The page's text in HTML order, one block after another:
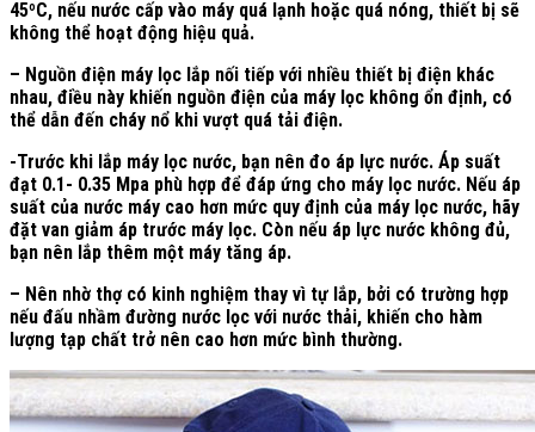
45ºC, nếu nước cấp vào máy quá lạnh hoặc quá nóng, thiết bị sẽ
không thể hoạt động hiệu quả.
– Nguồn điện máy lọc lắp nối tiếp với nhiều thiết bị điện khác
nhau, điều này khiến nguồn điện của máy lọc không ổn định, có
thể dẫn đến cháy nổ khi vượt quá tải điện.
-Trước khi lắp máy lọc nước, bạn nên đo áp lực nước. Áp suất
đạt 0.1- 0.35 Mpa phù hợp để đáp ứng cho máy lọc nước. Nếu áp
suất của nước máy cao hơn mức quy định của máy lọc nước, hãy
đặt van giảm áp trước máy lọc. Còn nếu áp lực nước không đủ,
bạn nên lắp thêm một máy tăng áp.
– Nên nhờ thợ có kinh nghiệm thay vì tự lắp, bởi có trường hợp
nếu đấu nhầm đường nước lọc với nước thải, khiến cho hàm
lượng tạp chất trở nên cao hơn mức bình thường.